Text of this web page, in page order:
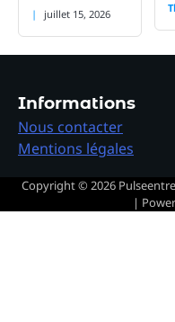
juillet 15, 2026
Informations
Nous contacter
Mentions légales
Copyright © 2026
|